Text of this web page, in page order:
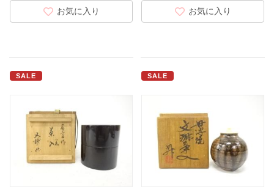
お気に入り お気に入り
SALE SALE